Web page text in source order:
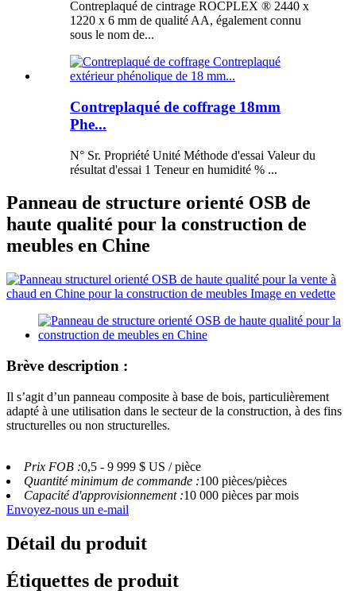
Contreplaqué de cintrage ROCPLEX ® 2440 x
1220 x 6 mm de qualité AA, également connu
sous le nom de...
Contreplaqué de coffrage 18mm
Phe...
N° Sr. Propriété Unité Méthode d'essai Valeur du
résultat d'essai 1 Teneur en humidité % ...
Panneau de structure orienté OSB de
haute qualité pour la construction de
meubles en Chine
Brève description :
Il s’agit d’un panneau composite à base de bois, particulièrement
adapté à une utilisation dans le secteur de la construction, à des fins
structurelles ou non structurelles.
Prix ​​FOB :0,5 - 9 999 $ US / pièce
Quantité minimum de commande :100 pièces/pièces
Capacité d'approvisionnement :10 000 pièces par mois
Envoyez-nous un e-mail
Détail du produit
Étiquettes de produit